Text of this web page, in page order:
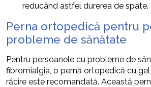
reducând astfel durerea de spate.
Perna ortopedică pentru
probleme de sănătate
Pentru persoanele cu probleme de
fibromialgia, o pernă ortopedică cu
răcire este recomandată. Această